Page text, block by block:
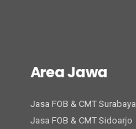
Area Jawa
Jasa FOB & CMT Surabaya
Jasa FOB & CMT Sidoarjo